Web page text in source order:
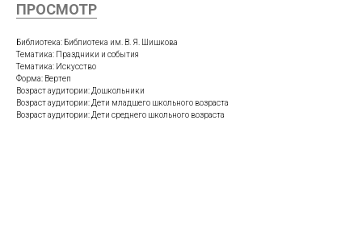
ПРОСМОТР
Библиотека: Библиотека им. В. Я. Шишкова
Тематика: Праздники и события
Тематика: Искусство
Форма: Вертеп
Возраст аудитории: Дошкольники
Возраст аудитории: Дети младшего школьного возраста
Возраст аудитории: Дети среднего школьного возраста